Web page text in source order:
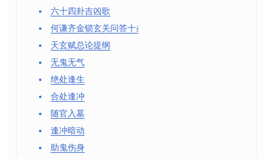
六十四卦吉凶歌
何谦齐金锁玄关问答十条
天玄赋总论提纲
无鬼无气
绝处逢生
合处逢冲
随官入墓
逢冲暗动
助鬼伤身